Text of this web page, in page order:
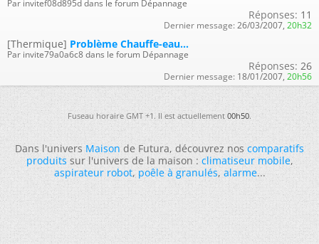
Par invitef08d895d dans le forum Dépannage
Réponses: 11
Dernier message: 26/03/2007, 20h32
[Thermique] Problème Chauffe-eau...
Par invite79a0a6c8 dans le forum Dépannage
Réponses: 26
Dernier message: 18/01/2007, 20h56
Fuseau horaire GMT +1. Il est actuellement00h50.
Dans l'universMaisonde Futura, découvrez noscomparatifs
produitssur l'univers de la maison :climatiseur mobile,
aspirateur robot,poêle à granulés,alarme...